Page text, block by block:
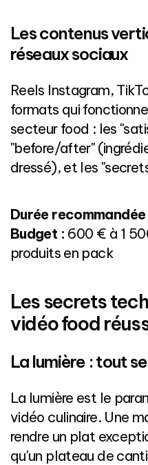
Les contenus
réseaux sociaux
Reels Instagram,
formats qui
secteur food : les
"before/after"
dressé), et les
Durée recommandée
Budget : 600 € à 1
produits en pack
Les secrets
vidéo food
La lumière : tout
La lumière est le
vidéo culinaire. Une
rendre un plat
qu'un plateau de